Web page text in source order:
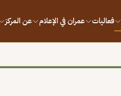
فعاليات عمران في الإعلام عن المركز